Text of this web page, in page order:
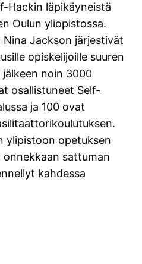
Hackin läpikäyneistä
Oulun yliopistossa.
Jackson järjestivät
opiskelijoille suuren
jälkeen noin 3000
osallistuneet Self-
ja 100 ovat
ylipistoon opetuksen
sattuman
kahdessa